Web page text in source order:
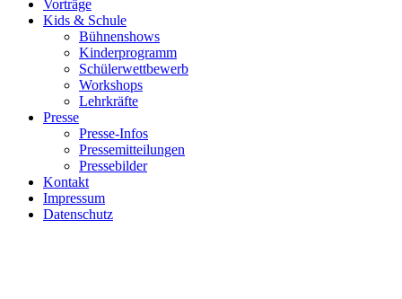
Vorträge
Kids & Schule
Bühnenshows
Kinderprogramm
Schülerwettbewerb
Workshops
Lehrkräfte
Presse
Presse-Infos
Pressemitteilungen
Pressebilder
Kontakt
Impressum
Datenschutz